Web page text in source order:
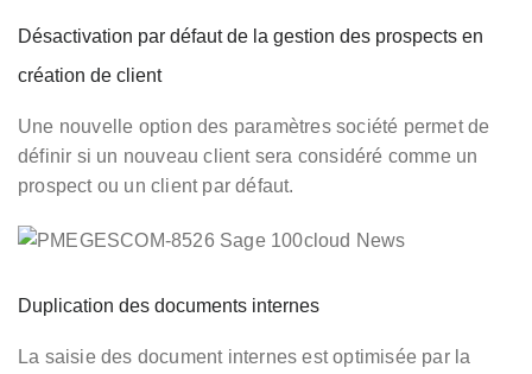
Désactivation par défaut de la gestion des prospects en
création de client
Une nouvelle option des paramètres société permet de
définir si un nouveau client sera considéré comme un
prospect ou un client par défaut.
Duplication des documents internes
La saisie des document internes est optimisée par la